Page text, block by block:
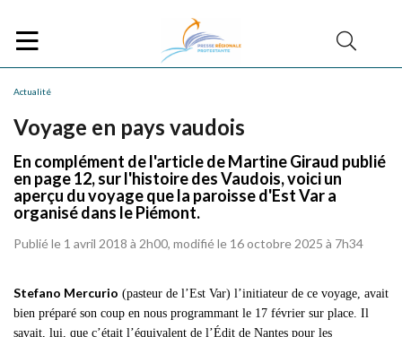
Actualité
Voyage en pays vaudois
En complément de l'article de Martine Giraud publié
en page 12, sur l'histoire des Vaudois, voici un
aperçu du voyage que la paroisse d'Est Var a
organisé dans le Piémont.
Publié le 1 avril 2018 à 2h00, modifié le 16 octobre 2025 à 7h34
Stefano Mercurio (pasteur de l’Est Var) l’initiateur de ce voyage, avait
bien préparé son coup en nous programmant le 17 février sur place. Il
savait, lui, que c’était l’équivalent de l’Édit de Nantes pour les